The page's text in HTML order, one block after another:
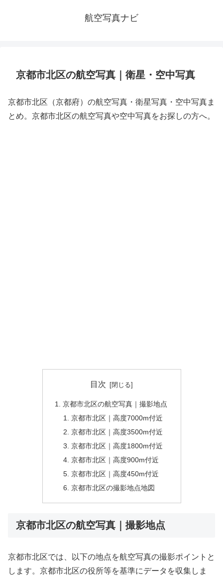
航空写真ナビ
京都市北区の航空写真｜衛星・空中写真
京都市北区（京都府）の航空写真・衛星写真・空中写真ま
とめ。京都市北区の航空写真や空中写真をお探しの方へ。
目次
京都市北区の航空写真｜撮影地点
京都市北区｜高度7000m付近
京都市北区｜高度3500m付近
京都市北区｜高度1800m付近
京都市北区｜高度900m付近
京都市北区｜高度450m付近
京都市北区の撮影地点地図
京都市北区の航空写真｜撮影地点
京都市北区では、以下の地点を航空写真の撮影ポイントと
します。京都市北区の役所等を基準にデータを収集しま